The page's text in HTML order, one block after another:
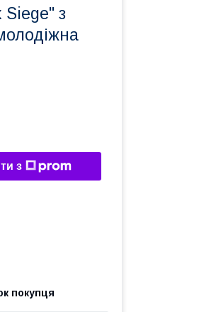
з
з
покупця